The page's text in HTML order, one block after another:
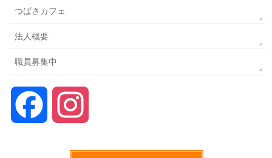
つばさカフェ
法人概要
職員募集中
Facebook